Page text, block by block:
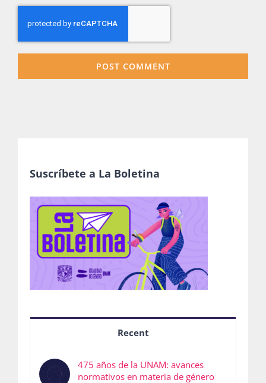
Suscríbete a La Boletina
Recent
475 años de la UNAM: avances
normativos en materia de género